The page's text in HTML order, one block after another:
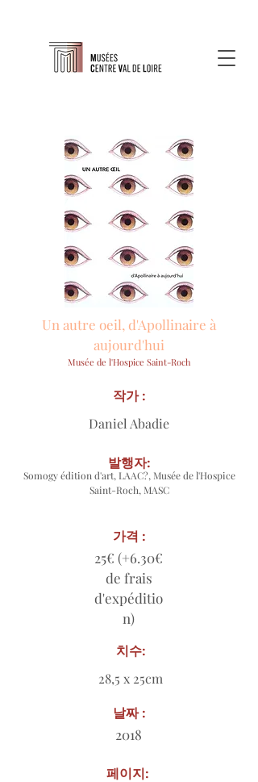
Un autre oeil, d'Apollinaire à
aujourd'hui
Musée de l'Hospice Saint-Roch
Daniel Abadie
작가 :
Somogy édition d'art, LAAC?, Musée de l'Hospice
Saint-Roch, MASC
발행자:
가격 :
25€ (+6.30€
de frais
d'expéditio
n)
치수:
28,5 x 25cm
날짜 :
2018
페이지: